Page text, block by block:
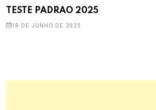
TESTE PADRAO 2025
18 DE JUNHO DE 2025